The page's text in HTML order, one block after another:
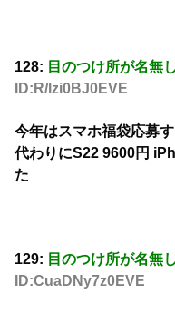
128: 目のつけ所が名無
ID:R/lzi0BJ0EVE
今年はスマホ福袋応募
代わりにS22 9600円
た
129: 目のつけ所が名無
ID:CuaDNy7z0EVE